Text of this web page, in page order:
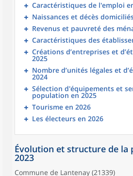
Caractéristiques de l'emploi
Naissances et décès
Revenus et pauvreté des
Caractéristiques des
Créations d’entreprises et
2025
Nombre d’unités légales et
2024
Sélection d'équipements et
population en 2025
Tourisme en 2026
Les électeurs en 2026
Évolution et structure de la
2023
Commune de Lantenay (21339)